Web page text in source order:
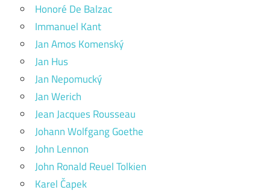
Honoré De Balzac
Immanuel Kant
Jan Amos Komenský
Jan Hus
Jan Nepomucký
Jan Werich
Jean Jacques Rousseau
Johann Wolfgang Goethe
John Lennon
John Ronald Reuel Tolkien
Karel Čapek